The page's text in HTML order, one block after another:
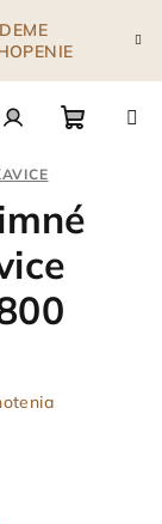
košík